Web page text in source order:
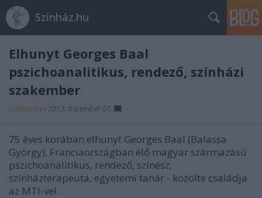
Színház.hu
Elhunyt Georges Baal
pszichoanalitikus, rendező, színházi
szakember
szinhazhu • 2013. december 07.
75 éves korában elhunyt Georges Baal (Balassa
György), Franciaországban élő magyar származású
pszichoanalitikus, rendező, színész,
színházterapeuta, egyetemi tanár - közölte családja
az MTI-vel.